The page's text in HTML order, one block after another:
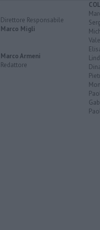
Direttore Responsabile
Marco Migli
Marco Armeni
Redattore